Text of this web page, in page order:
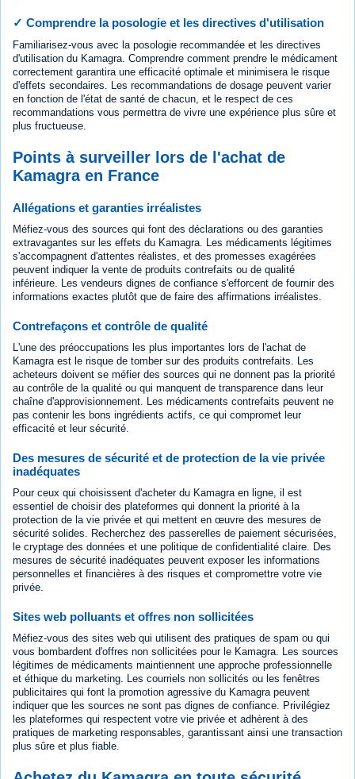
✓ Comprendre la posologie et les directives d'utilisation
Familiarisez-vous avec la posologie recommandée et les directives
d'utilisation du Kamagra. Comprendre comment prendre le médicament
correctement garantira une efficacité optimale et minimisera le risque
d'effets secondaires. Les recommandations de dosage peuvent varier
en fonction de l'état de santé de chacun, et le respect de ces
recommandations vous permettra de vivre une expérience plus sûre et
plus fructueuse.
Points à surveiller lors de l'achat de
Kamagra en France
Allégations et garanties irréalistes
Méfiez-vous des sources qui font des déclarations ou des garanties
extravagantes sur les effets du Kamagra. Les médicaments légitimes
s'accompagnent d'attentes réalistes, et des promesses exagérées
peuvent indiquer la vente de produits contrefaits ou de qualité
inférieure. Les vendeurs dignes de confiance s'efforcent de fournir des
informations exactes plutôt que de faire des affirmations irréalistes.
Contrefaçons et contrôle de qualité
L'une des préoccupations les plus importantes lors de l'achat de
Kamagra est le risque de tomber sur des produits contrefaits. Les
acheteurs doivent se méfier des sources qui ne donnent pas la priorité
au contrôle de la qualité ou qui manquent de transparence dans leur
chaîne d'approvisionnement. Les médicaments contrefaits peuvent ne
pas contenir les bons ingrédients actifs, ce qui compromet leur
efficacité et leur sécurité.
Des mesures de sécurité et de protection de la vie privée
inadéquates
Pour ceux qui choisissent d'acheter du Kamagra en ligne, il est
essentiel de choisir des plateformes qui donnent la priorité à la
protection de la vie privée et qui mettent en œuvre des mesures de
sécurité solides. Recherchez des passerelles de paiement sécurisées,
le cryptage des données et une politique de confidentialité claire. Des
mesures de sécurité inadéquates peuvent exposer les informations
personnelles et financières à des risques et compromettre votre vie
privée.
Sites web polluants et offres non sollicitées
Méfiez-vous des sites web qui utilisent des pratiques de spam ou qui
vous bombardent d'offres non sollicitées pour le Kamagra. Les sources
légitimes de médicaments maintiennent une approche professionnelle
et éthique du marketing. Les courriels non sollicités ou les fenêtres
publicitaires qui font la promotion agressive du Kamagra peuvent
indiquer que les sources ne sont pas dignes de confiance. Privilégiez
les plateformes qui respectent votre vie privée et adhèrent à des
pratiques de marketing responsables, garantissant ainsi une transaction
plus sûre et plus fiable.